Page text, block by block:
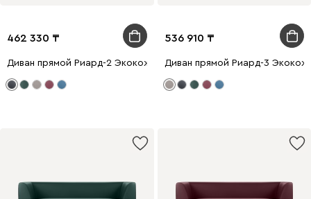
462 330
Диван прямой Риард-2 Экокожа Черный
536 910
Диван прямой Риард-3